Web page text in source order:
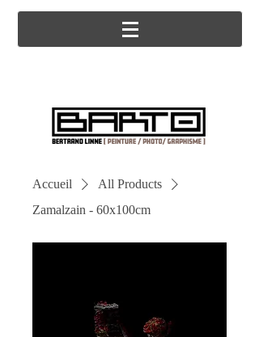
Accueil
All Products
Zamalzain - 60x100cm